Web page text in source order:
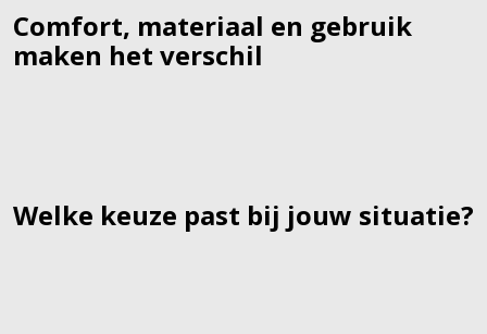
Comfort, materiaal en gebruik
maken het verschil
Welke keuze past bij jouw situatie?